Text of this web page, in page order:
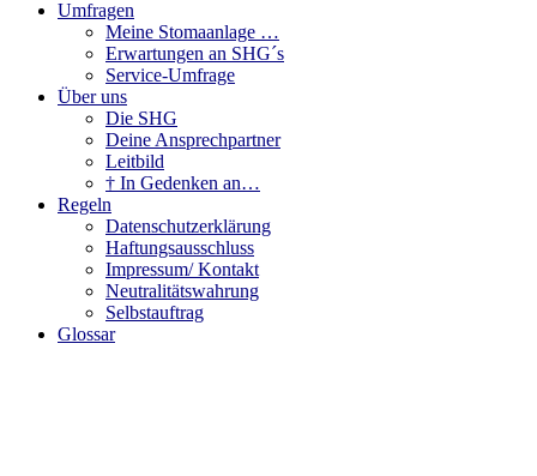
Umfragen
Meine Stomaanlage …
Erwartungen an SHG´s
Service-Umfrage
Über uns
Die SHG
Deine Ansprechpartner
Leitbild
† In Gedenken an…
Regeln
Datenschutzerklärung
Haftungsausschluss
Impressum/ Kontakt
Neutralitätswahrung
Selbstauftrag
Glossar